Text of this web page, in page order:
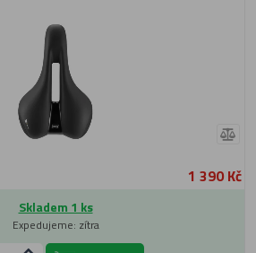
1 390 Kč
Skladem 1 ks
Expedujeme: zítra